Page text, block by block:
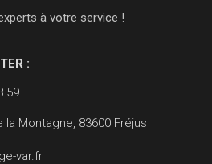
à votre service !
:
59
la Montagne, 83600 Fréjus
var.fr